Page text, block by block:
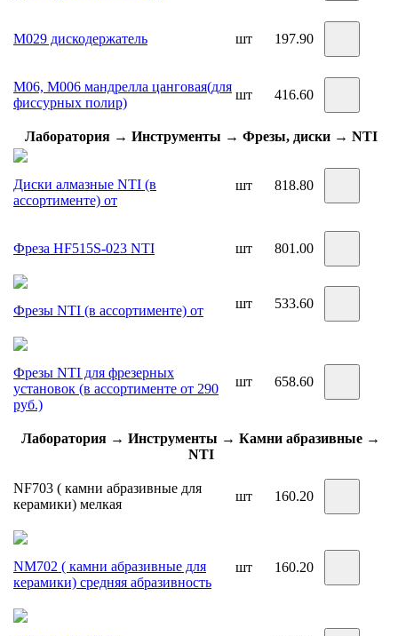
М029 дискодержатель шт 197.90
М06, М006 мандрелла цанговая(для
фиссурных полир)
шт 416.60
Лаборатория → Инструменты → Фрезы, диски → NTI
Диски алмазные NTI (в
ассортименте) от
шт 818.80
Фреза HF515S-023 NTI шт 801.00
Фрезы NTI (в ассортименте) от шт 533.60
Фрезы NTI для фрезерных
установок (в ассортименте от 290
руб.)
шт 658.60
Лаборатория → Инструменты → Камни абразивные →
NTI
NF703 ( камни абразивные для
керамики) мелкая
шт 160.20
NM702 ( камни абразивные для
керамики) средняя абразивность
шт 160.20